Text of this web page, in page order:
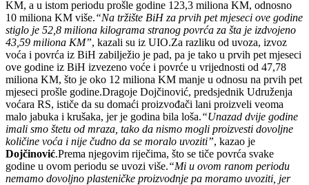
KM, a u istom periodu prošle godine 123,3 miliona KM, odnosno
10 miliona KM više.“Na tržište BiH za prvih pet mjeseci ove godine
stiglo je 52,8 miliona kilograma stranog povrća za šta je izdvojeno
43,59 miliona KM”, kazali su iz UIO.Za razliku od uvoza, izvoz
voća i povrća iz BiH zabilježio je pad, pa je tako u prvih pet mjeseci
ove godine iz BiH izvezeno voće i povrće u vrijednosti od 47,78
miliona KM, što je oko 12 miliona KM manje u odnosu na prvih pet
mjeseci prošle godine.Dragoje Dojčinović, predsjednik Udruženja
voćara RS, ističe da su domaći proizvođači lani proizveli veoma
malo jabuka i krušaka, jer je godina bila loša.“Unazad dvije godine
imali smo štetu od mraza, tako da nismo mogli proizvesti dovoljne
količine voća i nije čudno da se moralo uvoziti”, kazao je
Dojčinović.Prema njegovim riječima, što se tiče povrća svake
godine u ovom periodu se uvozi više.“Mi u ovom ranom periodu
nemamo dovoljno plasteničke proizvodnje pa moramo uvoziti, jer